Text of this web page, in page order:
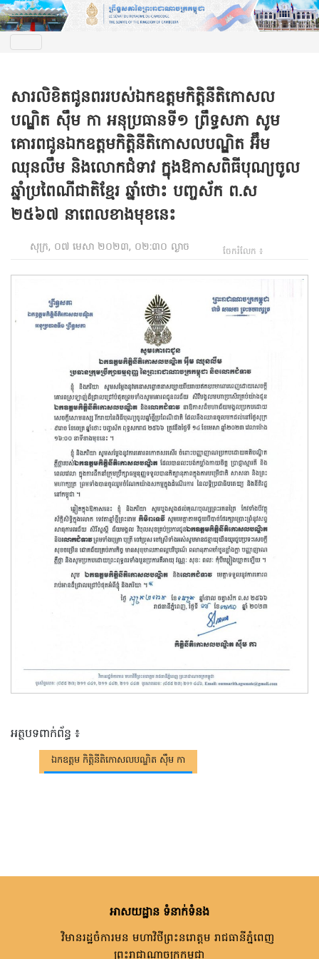
សារលិខិតជូនពររបស់ឯកឧត្តមកិត្តិនីតិកោសល
បណ្ឌិត ស៊ឹម កា អនុប្រធានទី១ ព្រឹទ្ធសភា សូម
គោរពជូនឯកឧត្តមកិត្តិនីតិកោសលបណ្ឌិត អ៊ឹម
ឈុនលឹម និងលោកជំទាវ ក្នុងឱកាសពិធីបុណ្យចូល
ឆ្នាំប្រពៃណីជាតិខ្មែរ ឆ្នាំថោះ បញ្ចស័ក ព.ស
២៥៦៧ នាពេលខាងមុខនេះ
សុក្រ, ០៧ មេសា ២០២៣, ០២:៣០ ល្ងាច ចែករំលែក ៖
អត្ថបទពាក់ព័ន្ធ ៖
ឯកឧត្តម កិត្តិនីតិកោសលបណ្ឌិត ស៊ឹម កា
អាសយដ្ឋាន ទំនាក់ទំនង
វិមានរដ្ឋចំការមន មហាវិថីព្រះនរោត្តម រាជធានីភ្នំពេញ
ព្រះរាជាណាចក្រកម្ពុជា